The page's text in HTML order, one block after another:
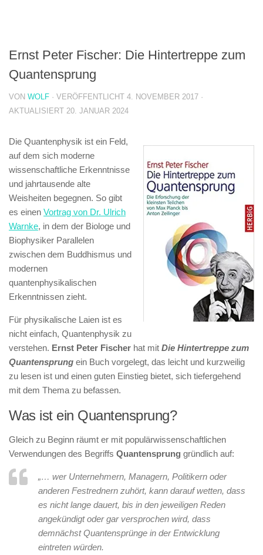
Ernst Peter Fischer: Die Hintertreppe zum
Quantensprung
VON WOLF · VERÖFFENTLICHT 4. NOVEMBER 2017 ·
AKTUALISIERT 20. JANUAR 2024
Die Quantenphysik ist ein Feld,
auf dem sich moderne
wissenschaftliche Erkenntnisse
und jahrtausende alte
Weisheiten begegnen. So gibt
es einen Vortrag von Dr. Ulrich
Warnke, in dem der Biologe und
Biophysiker Parallelen
zwischen dem Buddhismus und
modernen
quantenphysikalischen
Erkenntnissen zieht.
Für physikalische Laien ist es
nicht einfach, Quantenphysik zu
verstehen. Ernst Peter Fischer hat mit Die Hintertreppe zum
Quantensprung ein Buch vorgelegt, das leicht und kurzweilig
zu lesen ist und einen guten Einstieg bietet, sich tiefergehend
mit dem Thema zu befassen.
Was ist ein Quantensprung?
Gleich zu Beginn räumt er mit populärwissenschaftlichen
Verwendungen des Begriffs Quantensprung gründlich auf:
„… wer Unternehmern, Managern, Politikern oder
anderen Festrednern zuhört, kann darauf wetten, dass
es nicht lange dauert, bis in den jeweiligen Reden
angekündigt oder gar versprochen wird, dass
demnächst Quantensprünge in der Entwicklung
eintreten würden.